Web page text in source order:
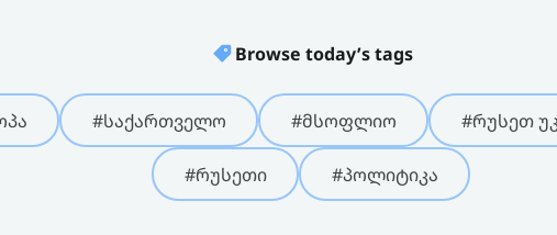
Browse today’s tags
#საქართველო #მსოფლიო #რუსეთ
#რუსეთი #პოლიტიკა